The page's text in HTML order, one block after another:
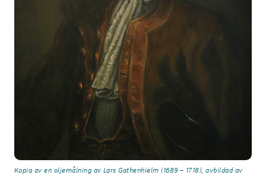
Kopia av en oljemålning av Lars Gathenhielm (1689 – 1718), avbildad av